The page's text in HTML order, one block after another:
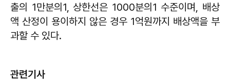
출의 1만분의1, 상한선은 1000분의1 수준이며, 배상
액 산정이 용이하지 않은 경우 1억원까지 배상액을 부
과할 수 있다.
관련기사